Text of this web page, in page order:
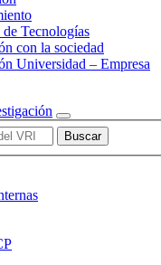
Tecnologías
con la sociedad
Universidad – Empresa
Buscar